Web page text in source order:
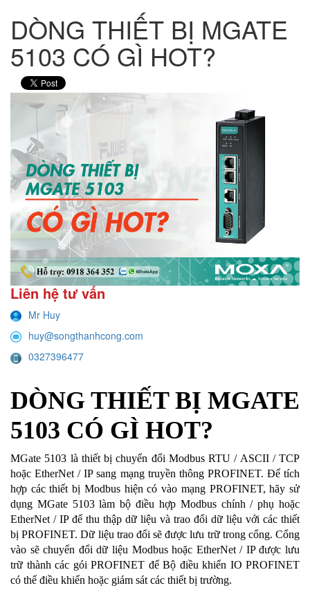
DÒNG THIẾT BỊ MGATE
5103 CÓ GÌ HOT?
Liên hệ tư vấn
Mr Huy
huy@songthanhcong.com
0327396477
DÒNG THIẾT BỊ MGATE
5103 CÓ GÌ HOT?
MGate 5103 là thiết bị chuyển đổi Modbus RTU / ASCII / TCP
hoặc EtherNet / IP sang mạng truyền thông PROFINET. Để tích
hợp các thiết bị Modbus hiện có vào mạng PROFINET, hãy sử
dụng MGate 5103 làm bộ điều hợp Modbus chính / phụ hoặc
EtherNet / IP để thu thập dữ liệu và trao đổi dữ liệu với các thiết
bị PROFINET. Dữ liệu trao đổi sẽ được lưu trữ trong cổng. Cổng
vào sẽ chuyển đổi dữ liệu Modbus hoặc EtherNet / IP được lưu
trữ thành các gói PROFINET để Bộ điều khiển IO PROFINET
có thể điều khiển hoặc giám sát các thiết bị trường.